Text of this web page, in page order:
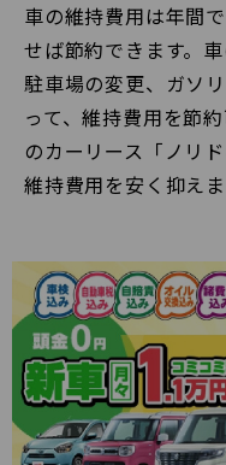
車の維持費用は年間
せば節約できます。
駐車場の変更、ガソ
って、維持費用を節
のカーリース「ノリ
維持費用を安く抑えま